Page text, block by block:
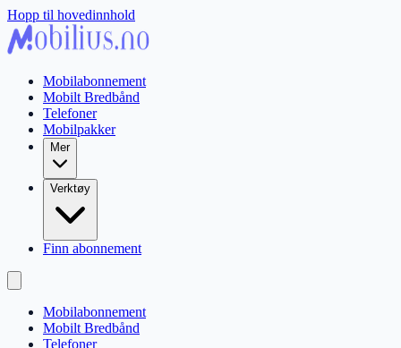
Hopp til hovedinnhold
Mobilabonnement
Mobilt Bredbånd
Telefoner
Mobilpakker
Mer
Verktøy
Finn abonnement
Mobilabonnement
Mobilt Bredbånd
Telefoner